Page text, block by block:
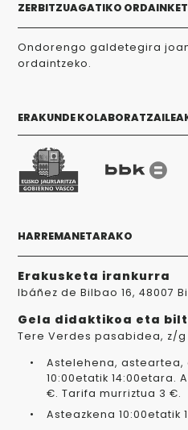
ZERBITZUAGATIKO
Ondorengo galdetegira
ordaintzeko.
ERAKUNDE
HARREMANETARAKO
Erakusketa irankurra
Ibáñez de Bilbao 16, 48007
Gela didaktikoa eta
Tere Verdes pasabidea, z/g
Astelehena,
10:00etatik 14:00etara.
€. Tarifa murriztua 3 €.
Asteazkena 10:00etatik